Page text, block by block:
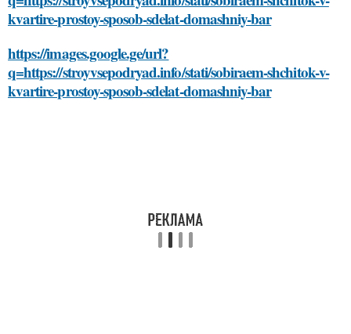
kvartire-prostoy-sposob-sdelat-domashniy-bar
https://images.google.ge/url?
q=https://stroyvsepodryad.info/stati/sobiraem-shchitok-v-
kvartire-prostoy-sposob-sdelat-domashniy-bar